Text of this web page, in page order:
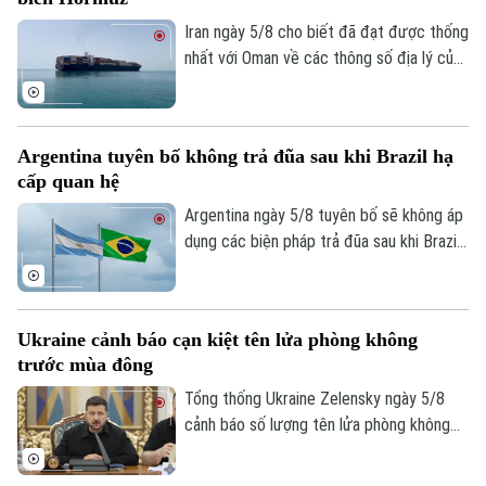
Tư vấn sức khỏe
Quần vợt
Golf
Sao
Điện ảnh
Thời trang
Âm nhạc
Iran ngày 5/8 cho biết đã đạt được thống
nhất với Oman về các thông số địa lý của
Argentina tuyên bố không trả đũa sau khi Brazil hạ
cấp quan hệ
Argentina ngày 5/8 tuyên bố sẽ không áp
dụng các biện pháp trả đũa sau khi Brazil
và khẳng định không muốn làm gia tăng
Ukraine cảnh báo cạn kiệt tên lửa phòng không
trước mùa đông
Tổng thống Ukraine Zelensky ngày 5/8
cảnh báo số lượng tên lửa phòng không